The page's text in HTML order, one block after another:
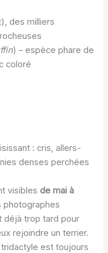
des milliers
) – espèce phare de
coloré
: cris, allers-
denses perchées
visiblesde mai à
photographes
déjà trop tard pour
rejoindre un terrier.
est toujours